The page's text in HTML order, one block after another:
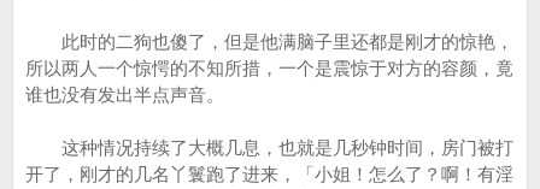
此时的二狗也傻了，但是他满脑子里还都是刚才的惊艳，
所以两人一个惊愕的不知所措，一个是震惊于对方的容颜，竟
谁也没有发出半点声音。
这种情况持续了大概几息，也就是几秒钟时间，房门被打
开了，刚才的几名丫鬟跑了进来，「小姐！怎么了？啊！有淫